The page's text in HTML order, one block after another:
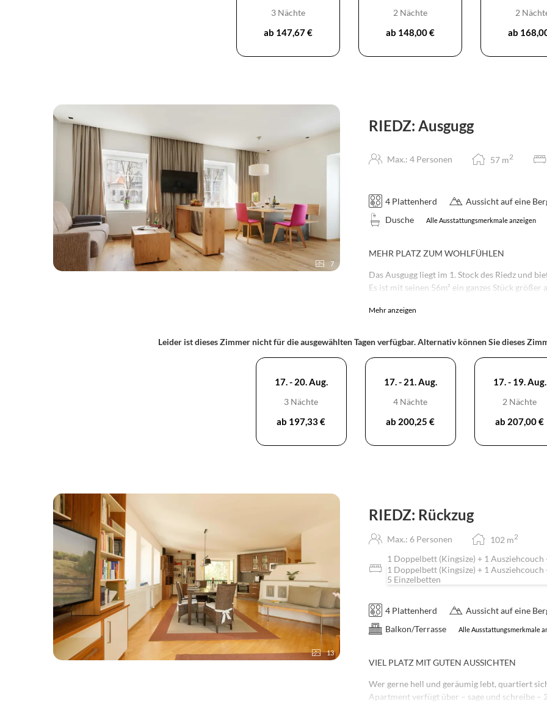
3 Nächte
ab 147,67 €
2 Nächte
ab 148,00 €
2
ab
7
RIEDZ: Ausgugg
Max.: 4 Personen 57 m2
4 Plattenherd Aussicht auf eine
Dusche
Alle Ausstattungsmerkmale anzeigen
MEHR PLATZ ZUM WOHLFÜHLEN
Das Ausgugg liegt im 1. Stock des Riedz und
Es ist mit seinen 56m² ein ganzes Stück
einem ereignisreichen Tag zu entspannen.
umwandeln. Unter dem Sofa im Wohnzimmer
zweites Doppelbett verwendet werden, wenn
Mehr anzeigen
Leider ist dieses Zimmer nicht für die ausgewählten Tagen verfügbar. Alternativ können Sie dieses
17. - 20. Aug.
3 Nächte
ab 197,33 €
17. - 21. Aug.
4 Nächte
ab 200,25 €
17. - 19. Aug.
2 Nächte
ab 207,00 €
13
RIEDZ: Rückzug
Max.: 6 Personen 102 m2
1 Doppelbett (Kingsize) + 1 Ausziehcouch
1 Doppelbett (Kingsize) + 1 Ausziehcouch
5 Einzelbetten
4 Plattenherd Aussicht auf eine
Balkon/Terrasse
Alle Ausstattungsmerkmale
VIEL PLATZ MIT GUTEN AUSSICHTEN
Wer gerne hell und geräumig lebt, quartiert
Apartment verfügt über – sage und schreibe